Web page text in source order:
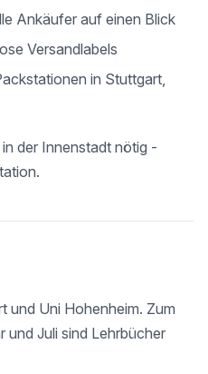
Ankäufer auf einen Blick
Versandlabels
in Stuttgart,
der Innenstadt nötig -
und Uni Hohenheim. Zum
und Juli sind Lehrbücher